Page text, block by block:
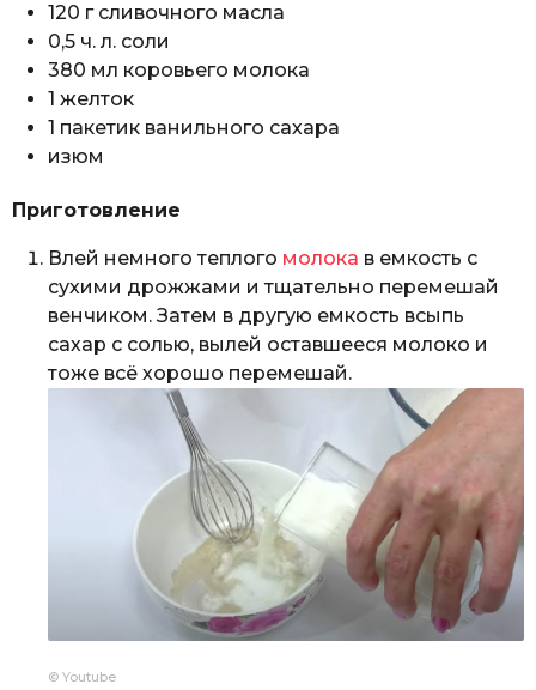
120 г сливочного масла
0,5 ч. л. соли
380 мл коровьего молока
1 желток
1 пакетик ванильного сахара
изюм
Приготовление
Влей немного теплого молока в емкость с
сухими дрожжами и тщательно перемешай
венчиком. Затем в другую емкость всыпь
сахар с солью, вылей оставшееся молоко и
тоже всё хорошо перемешай.
© Youtube